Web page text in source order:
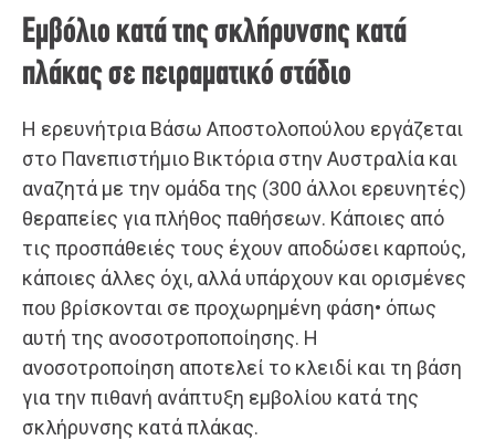
Εμβόλιο κατά της σκλήρυνσης κατά
πλάκας σε πειραματικό στάδιο
Η ερευνήτρια Βάσω Αποστολοπούλου εργάζεται
στο Πανεπιστήμιο Βικτόρια στην Αυστραλία και
αναζητά με την ομάδα της (300 άλλοι ερευνητές)
θεραπείες για πλήθος παθήσεων. Κάποιες από
τις προσπάθειές τους έχουν αποδώσει καρπούς,
κάποιες άλλες όχι, αλλά υπάρχουν και ορισμένες
που βρίσκονται σε προχωρημένη φάση• όπως
αυτή της ανοσοτροποποίησης. Η
ανοσοτροποίηση αποτελεί το κλειδί και τη βάση
για την πιθανή ανάπτυξη εμβολίου κατά της
σκλήρυνσης κατά πλάκας.